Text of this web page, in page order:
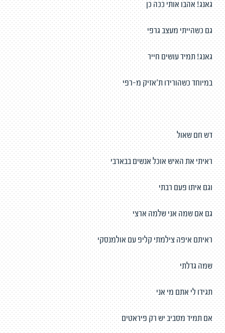
גאנג! אהבו אותי ככה כן
גם כשהייתי מעצב גרפי
גאנג! תמיד עושים חייר
במיוחד כשהורידו ת'אזיק מ-רפי
דש חם שאול
ראיתי את האיש אוכל אנשים בבארבי
וגם איתו פעם רבתי
גם אם שמה אני שלמה ארצי
ראיתם איפה צילמתי קליפ עם אולמנסקי
שמה גדלתי
תגידו לי אתם מי אני
אם תמיד מסביב יש רק פיראטים